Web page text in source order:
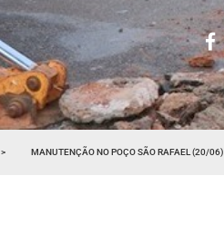
> MANUTENÇÃO NO POÇO SÃO RAFAEL (20/06)